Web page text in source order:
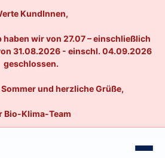
KundInnen,
wir von 27.07 – einschließlich
31.08.2026 - einschl. 04.09.2026
geschlossen.
und herzliche Grüße,
Bio-Klima-Team